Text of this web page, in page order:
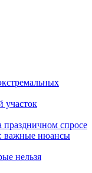
участок
праздничном спросе
важные нюансы
нельзя